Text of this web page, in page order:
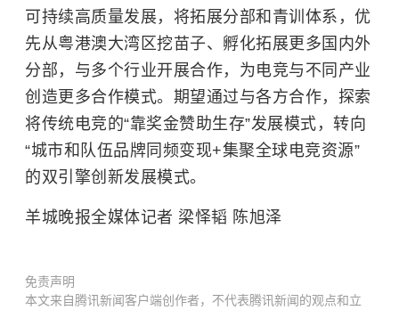
可持续高质量发展，将拓展分部和青训体系，优
先从粤港澳大湾区挖苗子、孵化拓展更多国内外
分部，与多个行业开展合作，为电竞与不同产业
创造更多合作模式。期望通过与各方合作，探索
将传统电竞的“靠奖金赞助生存”发展模式，转向
“城市和队伍品牌同频变现+集聚全球电竞资源”
的双引擎创新发展模式。
羊城晚报全媒体记者 梁怿韬 陈旭泽
免责声明
本文来自腾讯新闻客户端创作者，不代表腾讯新闻的观点和立